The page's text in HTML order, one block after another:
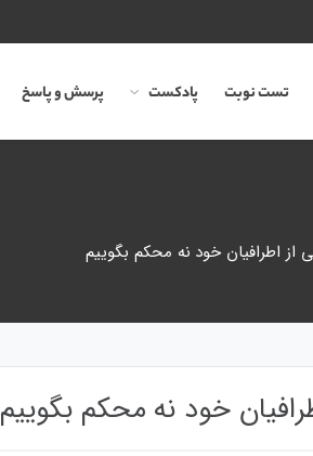
تست نوبت پادکست پرسش و پاسخ
از اطرافیان خود نه محکم بگوییم
خود نه محکم بگوییم